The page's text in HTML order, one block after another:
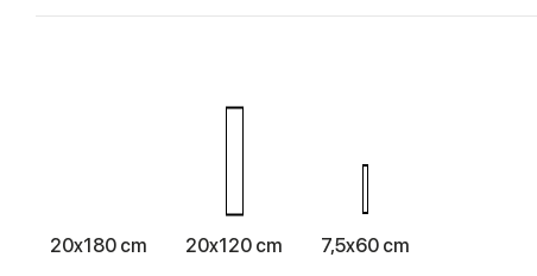
20x180 cm 20x120 cm 7,5x60 cm